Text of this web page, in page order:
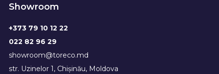
Showroom
+373 79 10 12 22
022 82 96 29
showroom@toreco.md
str. Uzinelor 1, Chișinău, Moldova